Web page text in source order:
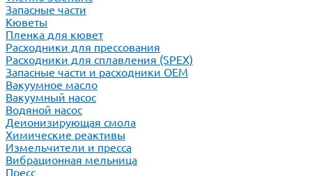
Запасные части
Кюветы
Пленка для кювет
Расходники для прессования
Расходники для сплавления (SPEX)
Запасные части и расходники ОЕМ
Вакуумное масло
Вакуумный насос
Водяной насос
Деионизирующая смола
Химические реактивы
Измельчители и пресса
Вибрационная мельница
Пресс